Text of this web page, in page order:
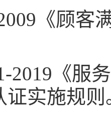
《顾客
2019 《服
证实施规则